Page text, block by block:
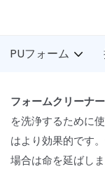
PUフォーム
フォームクリーナー
を洗浄するために
はより効果的です
場合は命を延ばしま